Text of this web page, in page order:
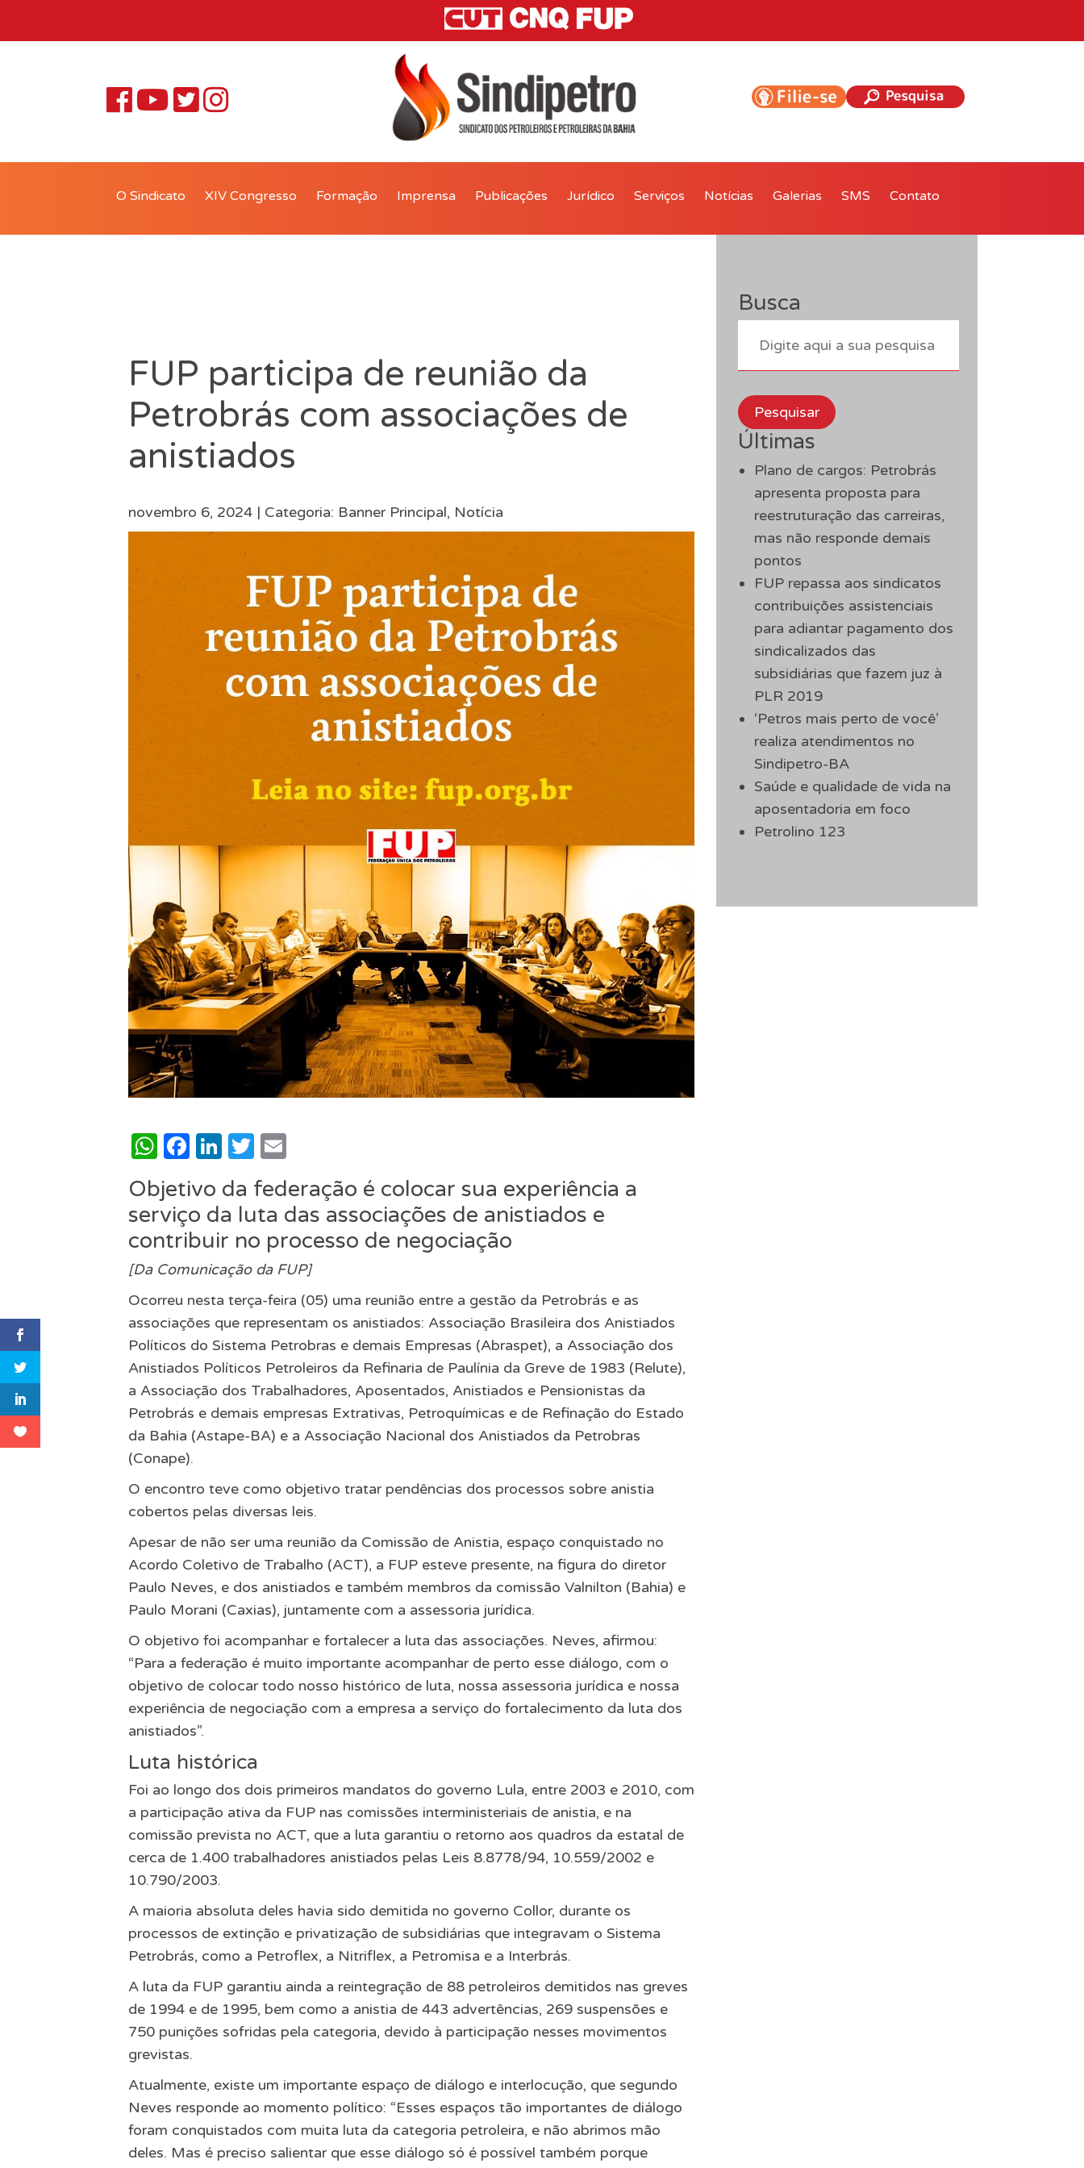
O Sindicato XIV Congresso Formação Imprensa Publicações Jurídico Serviços Notícias Galerias SMS Contato
FUP participa de reunião da
Petrobrás com associações de
anistiados
novembro 6, 2024 | Categoria: Banner Principal, Notícia
WhatsApp
Facebook
LinkedIn
Twitter
Objetivo da federação é colocar sua experiência a
serviço da luta das associações de anistiados e
contribuir no processo de negociação
[Da Comunicação da FUP]
Ocorreu nesta terça-feira (05) uma reunião entre a gestão da Petrobrás e as
associações que representam os anistiados: Associação Brasileira dos Anistiados
Políticos do Sistema Petrobras e demais Empresas (Abraspet), a Associação dos
Anistiados Políticos Petroleiros da Refinaria de Paulínia da Greve de 1983 (Relute),
a Associação dos Trabalhadores, Aposentados, Anistiados e Pensionistas da
Petrobrás e demais empresas Extrativas, Petroquímicas e de Refinação do Estado
da Bahia (Astape-BA) e a Associação Nacional dos Anistiados da Petrobras
(Conape).
O encontro teve como objetivo tratar pendências dos processos sobre anistia
cobertos pelas diversas leis.
Apesar de não ser uma reunião da Comissão de Anistia, espaço conquistado no
Acordo Coletivo de Trabalho (ACT), a FUP esteve presente, na figura do diretor
Paulo Neves, e dos anistiados e também membros da comissão Valnilton (Bahia) e
Paulo Morani (Caxias), juntamente com a assessoria jurídica.
O objetivo foi acompanhar e fortalecer a luta das associações. Neves, afirmou:
“Para a federação é muito importante acompanhar de perto esse diálogo, com o
objetivo de colocar todo nosso histórico de luta, nossa assessoria jurídica e nossa
experiência de negociação com a empresa a serviço do fortalecimento da luta dos
anistiados”.
Luta histórica
Foi ao longo dos dois primeiros mandatos do governo Lula, entre 2003 e 2010, com
a participação ativa da FUP nas comissões interministeriais de anistia, e na
comissão prevista no ACT, que a luta garantiu o retorno aos quadros da estatal de
cerca de 1.400 trabalhadores anistiados pelas Leis 8.8778/94, 10.559/2002 e
10.790/2003.
A maioria absoluta deles havia sido demitida no governo Collor, durante os
processos de extinção e privatização de subsidiárias que integravam o Sistema
Petrobrás, como a Petroflex, a Nitriflex, a Petromisa e a Interbrás.
A luta da FUP garantiu ainda a reintegração de 88 petroleiros demitidos nas greves
de 1994 e de 1995, bem como a anistia de 443 advertências, 269 suspensões e
750 punições sofridas pela categoria, devido à participação nesses movimentos
grevistas.
Atualmente, existe um importante espaço de diálogo e interlocução, que segundo
Neves responde ao momento político: “Esses espaços tão importantes de diálogo
foram conquistados com muita luta da categoria petroleira, e não abrimos mão
deles. Mas é preciso salientar que esse diálogo só é possível também porque
Busca
Pesquisar
Últimas
Plano de cargos: Petrobrás
apresenta proposta para
reestruturação das carreiras,
mas não responde demais
pontos
FUP repassa aos sindicatos
contribuições assistenciais
para adiantar pagamento dos
sindicalizados das
subsidiárias que fazem juz à
PLR 2019
‘Petros mais perto de você’
realiza atendimentos no
Sindipetro-BA
Saúde e qualidade de vida na
aposentadoria em foco
Petrolino 123